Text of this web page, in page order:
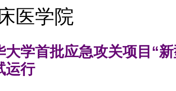
医学院
大学首批应急攻关项目“
运行